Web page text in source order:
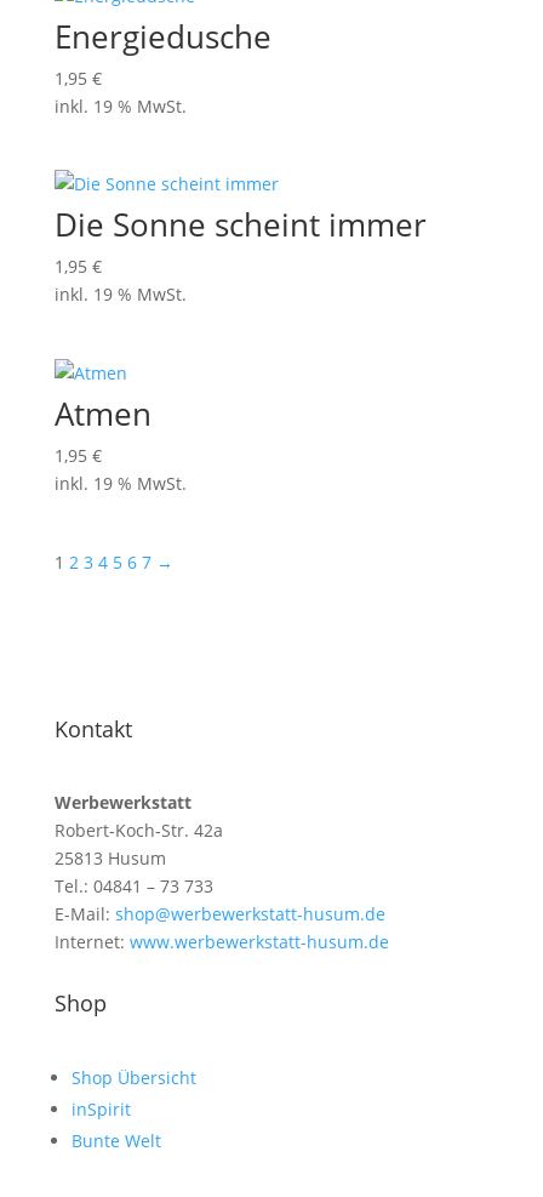
Energiedusche
1,95 €
inkl. 19 % MwSt.
Die Sonne scheint immer
1,95 €
inkl. 19 % MwSt.
Atmen
1,95 €
inkl. 19 % MwSt.
1 2 3 4 5 6 7 →
Kontakt
Werbewerkstatt
Robert-Koch-Str. 42a
25813 Husum
Tel.: 04841 – 73 733
E-Mail: shop@werbewerkstatt-husum.de
Internet: www.werbewerkstatt-husum.de
Shop
Shop Übersicht
inSpirit
Bunte Welt